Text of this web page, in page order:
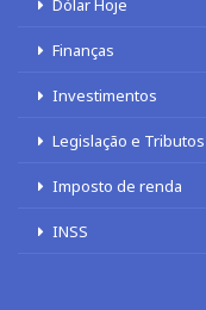
Dólar Hoje
Finanças
Investimentos
Legislação e Tributos
Imposto de renda
INSS